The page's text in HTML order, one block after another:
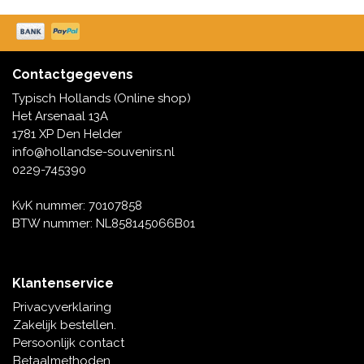
Wens & Ansichtkaarten
Koninghuis artikelen
Pins - Speldjes
Wandborden - Gekleurd en Delfts blauw
Peper en Zout stelletjes
Delfts blauwe magneten
Delfts blauwe Fashionitems
Contactgegevens
Typisch Hollands (Online shop)
Het Arsenaal 13A
1781 XP Den Helder
info@hollandse-souvenirs.nl
0229-745390
KvK nummer: 70107858
BTW nummer: NL858145066B01
Klantenservice
Privacyverklaring
Zakelijk bestellen.
Persoonlijk contact